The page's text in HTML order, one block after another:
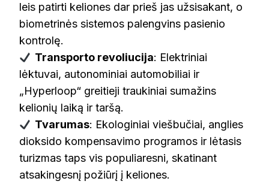
leis patirti keliones dar prieš jas užsisakant, o
biometrinės sistemos palengvins pasienio
kontrolę.
Transporto revoliucija: Elektriniai
lėktuvai, autonominiai automobiliai ir
„Hyperloop“ greitieji traukiniai sumažins
kelionių laiką ir taršą.
Tvarumas: Ekologiniai viešbučiai, anglies
dioksido kompensavimo programos ir lėtasis
turizmas taps vis populiaresni, skatinant
atsakingesnį požiūrį į keliones.